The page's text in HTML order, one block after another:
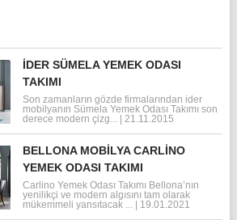
İDER SÜMELA YEMEK ODASI
TAKIMI
Son zamanların gözde firmalarından ider
mobilyanın Sümela Yemek Odası Takımı son
derece modern çizg...| 21.11.2015
BELLONA MOBILYA CARLINO
YEMEK ODASI TAKIMI
Carlino Yemek Odası Takımı Bellona’nın
yenilikçi ve modern algısını tam olarak
mükemmeli yansıtacak ...| 19.01.2021